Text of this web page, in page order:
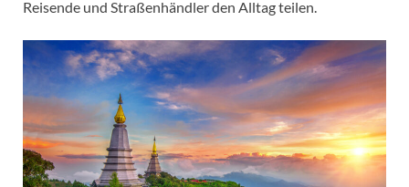
Reisende und Straßenhändler den Alltag teilen.